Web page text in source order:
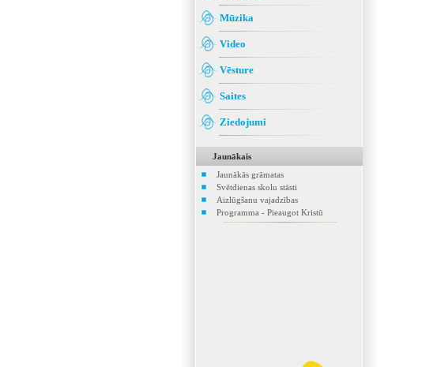
Mūzika
Video
Vēsture
Saites
Ziedojumi
Jaunākais
Jaunākās grāmatas
Svētdienas skolu stāsti
Aizlūgšanu vajadzības
Programma - Pieaugot Kristū